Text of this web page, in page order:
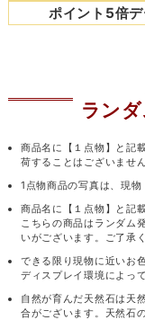
ポイント5倍
ラン
商品名に【１点物】と記
荷することはございませ
1点物商品の写真は、現物
商品名に【１点物】と記
こちらの商品はランダム
いがございます。ご了承
できる限り現物に近いお
ディスプレイ環境によっ
自然が育んだ天然石は天
合がございます。天然石